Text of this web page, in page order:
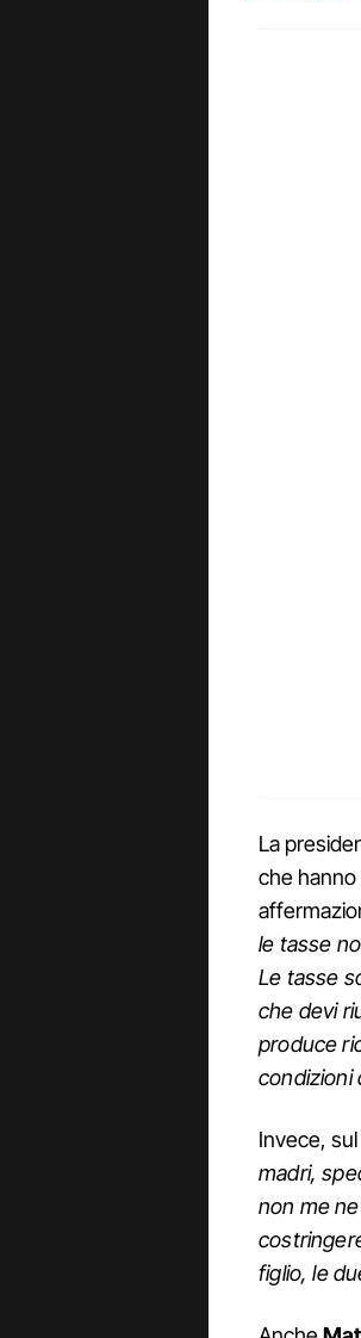
La
che
le tasse
Le tasse
che devi
produce
condizioni
Invece,
madri,
non me
figlio, le